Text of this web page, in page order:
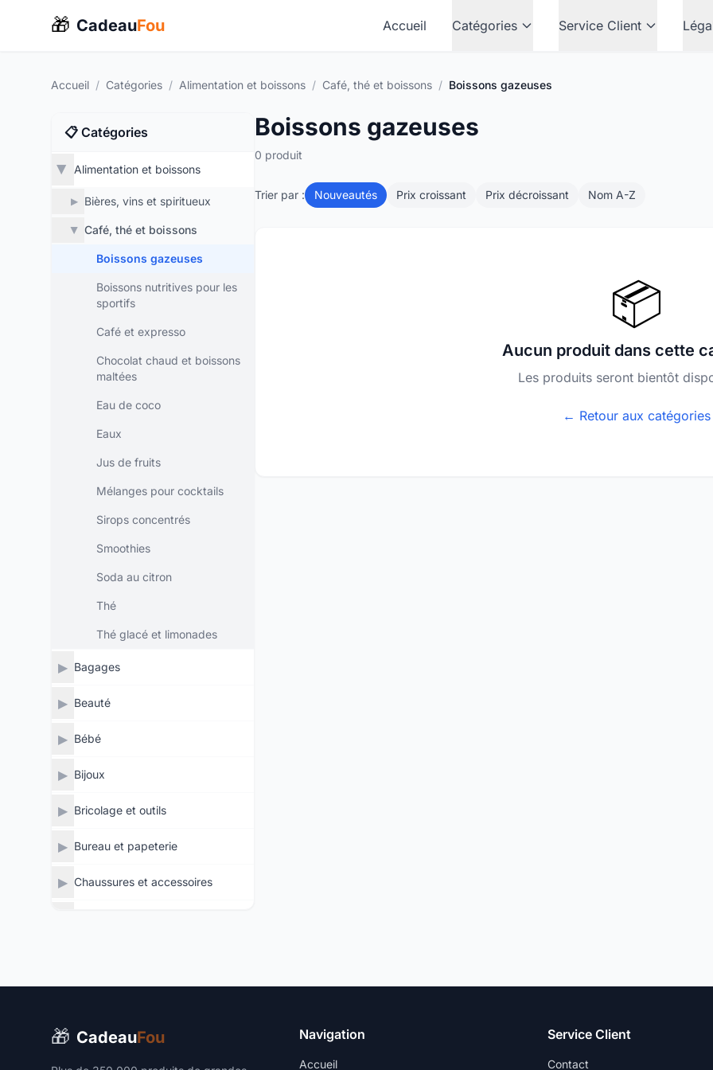
🎁 CadeauFou Accueil Catégories Service Client
Accueil / Catégories / Alimentation et boissons / Café, thé et boissons / Boissons gazeuses
📋 Catégories
▶ Alimentation et boissons
▶ Bières, vins et spiritueux
▶ Café, thé et boissons
Boissons gazeuses
Boissons nutritives pour les
sportifs
Café et expresso
Chocolat chaud et boissons
maltées
Eau de coco
Eaux
Jus de fruits
Mélanges pour cocktails
Sirops concentrés
Smoothies
Soda au citron
Thé
Thé glacé et limonades
▶ Bagages
▶ Beauté
▶ Bébé
▶ Bijoux
▶ Bricolage et outils
▶ Bureau et papeterie
▶ Chaussures et accessoires
▶ Industrie, entreprises et science
▶
Boissons gazeuses
0 produit
Trier par : Nouveautés Prix croissant Prix décroissant Nom A-Z
📦
Aucun produit dans cette
Les produits seront bientôt
← Retour aux catégories
🎁 CadeauFou Navigation
Accueil
Service Client
Contact